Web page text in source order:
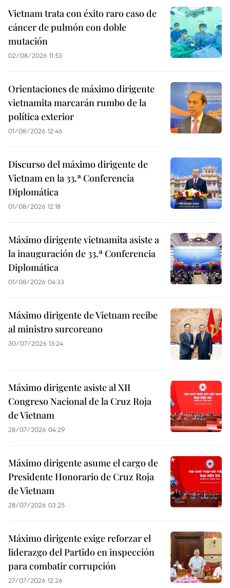
Vietnam trata con éxito raro caso de
cáncer de pulmón con doble
mutación
02/08/2026 11:53
Orientaciones de máximo dirigente
vietnamita marcarán rumbo de la
política exterior
01/08/2026 12:46
Discurso del máximo dirigente de
Vietnam en la 33.ª Conferencia
Diplomática
01/08/2026 12:18
Máximo dirigente vietnamita asiste a
la inauguración de 33.ª Conferencia
Diplomática
01/08/2026 04:33
Máximo dirigente de Vietnam recibe
al ministro surcoreano
30/07/2026 13:24
Máximo dirigente asiste al XII
Congreso Nacional de la Cruz Roja
de Vietnam
28/07/2026 04:29
Máximo dirigente asume el cargo de
Presidente Honorario de Cruz Roja
de Vietnam
28/07/2026 03:25
Máximo dirigente exige reforzar el
liderazgo del Partido en inspección
para combatir corrupción
27/07/2026 12:26